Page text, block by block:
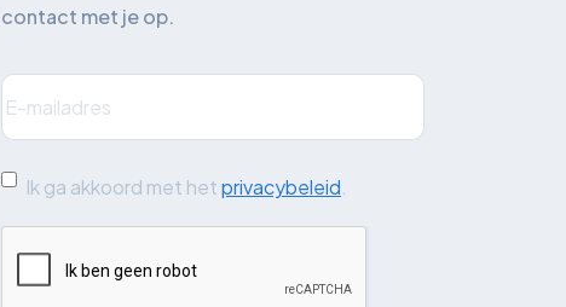
contact met je op.
E-
mailadres(Vereist)
Ik
ga
akkoord
Ik ga akkoord met hetprivacybeleid